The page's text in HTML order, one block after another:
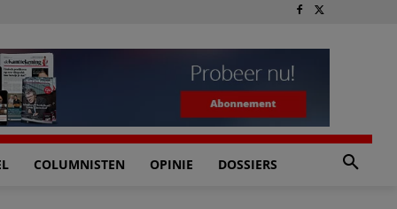
COLUMNISTEN OPINIE DOSSIERS